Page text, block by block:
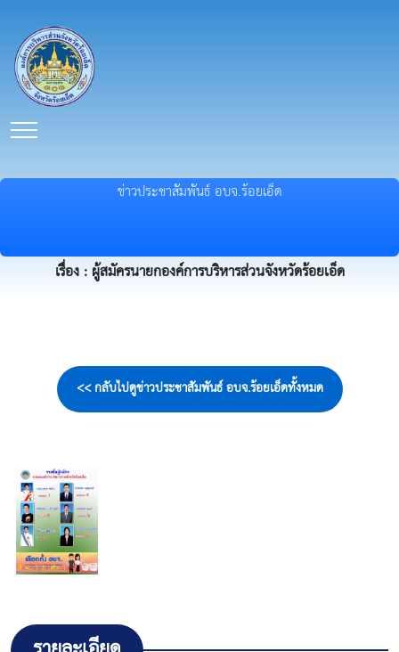
ข่าวประชาสัมพันธ์ อบจ.ร้อยเอ็ด
เรื่อง : ผู้สมัครนายกองค์การบริหารส่วนจังหวัดร้อยเอ็ด
<< กลับไปดูข่าวประชาสัมพันธ์ อบจ.ร้อยเอ็ดทั้งหมด